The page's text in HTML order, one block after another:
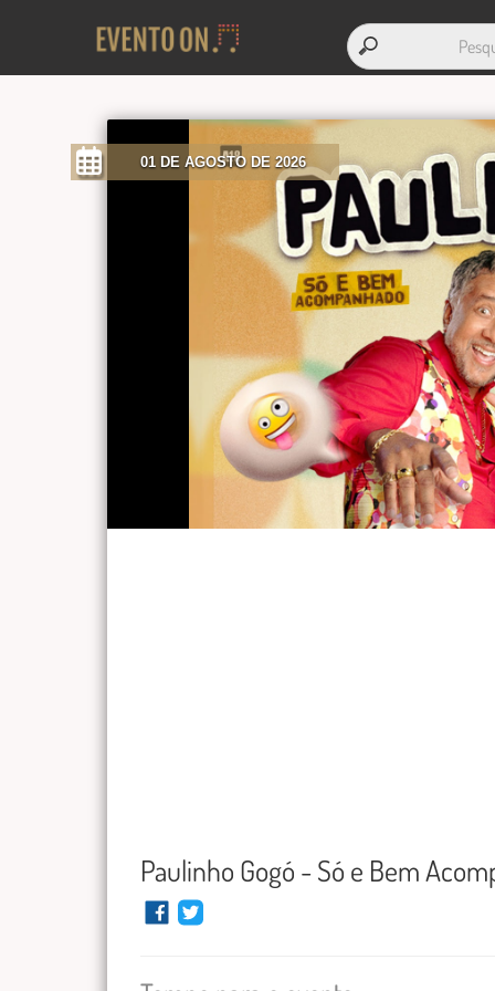
01 DE AGOSTO DE 2026
Paulinho Gogó - Só e Bem